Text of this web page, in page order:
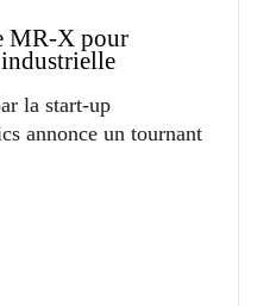
MR-X pour
la start-up
annonce un tournant